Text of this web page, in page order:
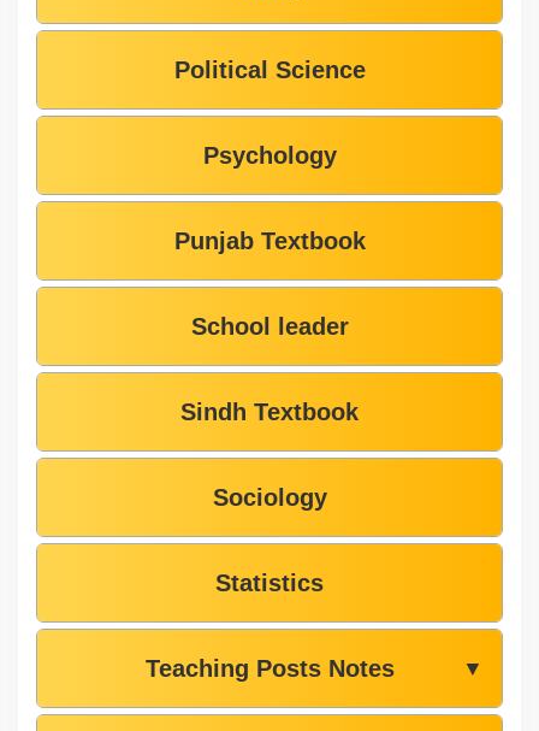
Political Science
Psychology
Punjab Textbook
School leader
Sindh Textbook
Sociology
Statistics
Teaching Posts Notes ▼